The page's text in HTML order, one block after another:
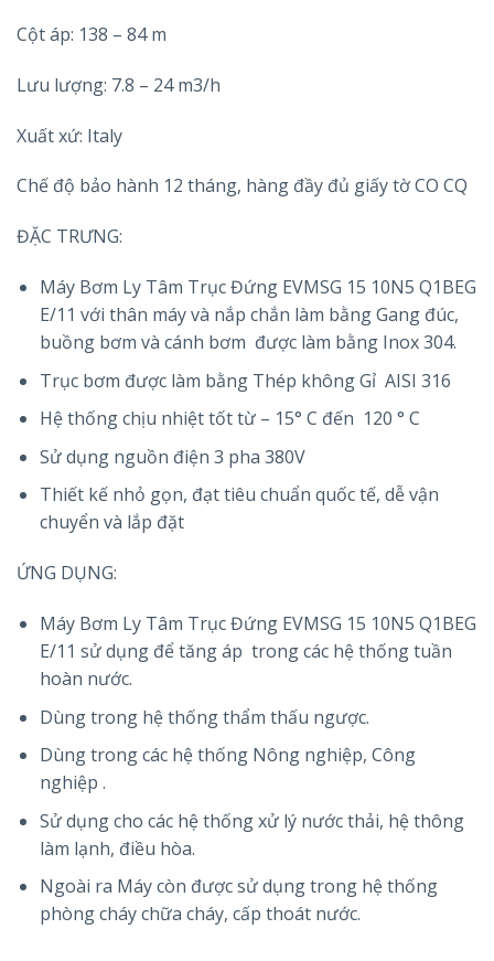
Cột áp: 138 – 84 m
Lưu lượng: 7.8 – 24 m3/h
Xuất xứ: Italy
Chế độ bảo hành 12 tháng, hàng đầy đủ giấy tờ CO CQ
ĐẶC TRƯNG:
Máy Bơm Ly Tâm Trục Đứng EVMSG 15 10N5 Q1BEG
E/11 với thân máy và nắp chắn làm bằng Gang đúc,
buồng bơm và cánh bơm được làm bằng Inox 304.
Trục bơm được làm bằng Thép không Gỉ AISI 316
Hệ thống chịu nhiệt tốt từ – 15° C đến 120 ° C
Sử dụng nguồn điện 3 pha 380V
Thiết kế nhỏ gọn, đạt tiêu chuẩn quốc tế, dễ vận
chuyển và lắp đặt
ỨNG DỤNG:
Máy Bơm Ly Tâm Trục Đứng EVMSG 15 10N5 Q1BEG
E/11 sử dụng để tăng áp trong các hệ thống tuần
hoàn nước.
Dùng trong hệ thống thẩm thấu ngược.
Dùng trong các hệ thống Nông nghiệp, Công
nghiệp .
Sử dụng cho các hệ thống xử lý nước thải, hệ thông
làm lạnh, điều hòa.
Ngoài ra Máy còn được sử dụng trong hệ thống
phòng cháy chữa cháy, cấp thoát nước.